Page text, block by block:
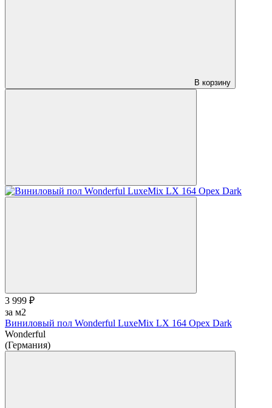
В корзину
3 999 ₽
за м2
Виниловый пол Wonderful LuxeMix LX 164 Орех Dark
Wonderful
(Германия)